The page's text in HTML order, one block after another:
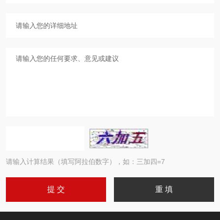
请输入计算结果（填写阿拉伯数字），如：三加四=7